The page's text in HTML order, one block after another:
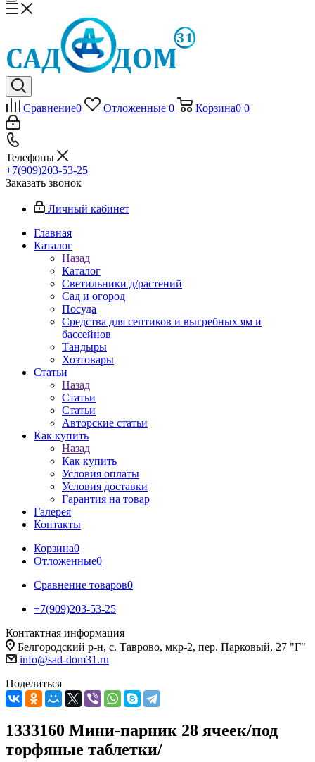
Сравнение0 Отложенные 0 Корзина0 0
Телефоны
+7(909)203-53-25
Заказать звонок
Личный кабинет
Главная
Каталог
Назад
Каталог
Светильники д/растений
Сад и огород
Посуда
Средства для септиков и выгребных ям и
бассейнов
Тандыры
Хозтовары
Статьи
Назад
Статьи
Статьи
Авторские статьи
Как купить
Назад
Как купить
Условия оплаты
Условия доставки
Гарантия на товар
Галерея
Контакты
Корзина0
Отложенные0
Сравнение товаров0
+7(909)203-53-25
Контактная информация
Белгородский р-н, с. Таврово, мкр-2, пер. Парковый, 27 "Г"
info@sad-dom31.ru
Поделиться
1333160 Мини-парник 28 ячеек/под
торфяные таблетки/